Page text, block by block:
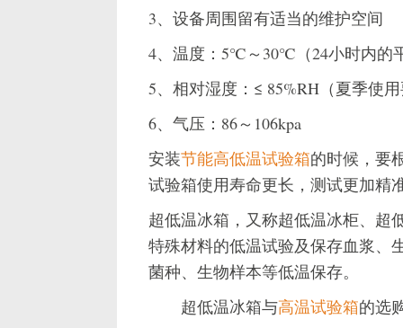
3、设备周围留有适当的维护空间
4、温度：5℃～30℃（24小时内的
5、相对湿度：≤ 85%RH（夏季使
6、气压：86～106kpa
安装节能高低温试验箱的时候，要
试验箱使用寿命更长，测试更加精
超低温冰箱，又称超低温冰柜、
特殊材料的低温试验及保存血浆、
菌种、生物样本等低温保存。
超低温冰箱与高温试验箱的选